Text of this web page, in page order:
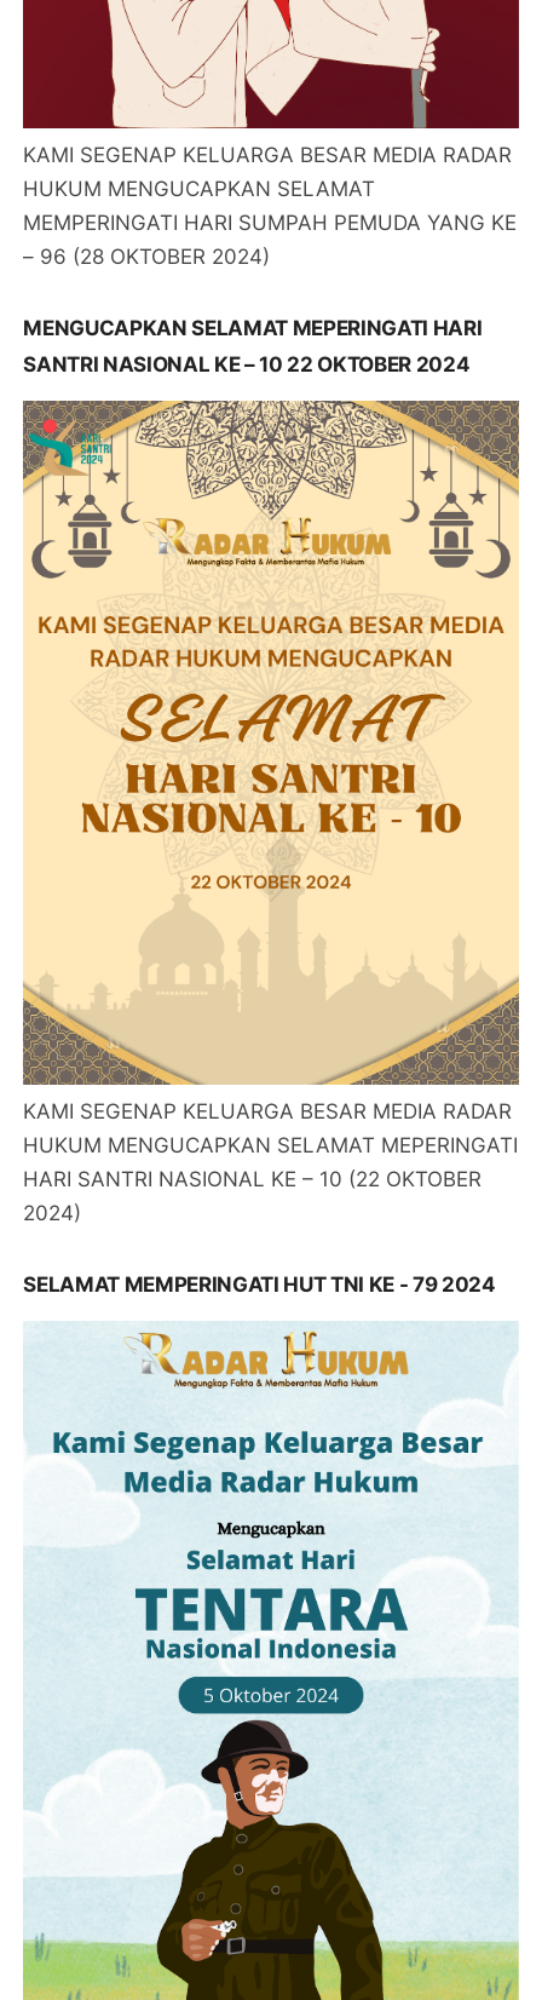
KAMI SEGENAP KELUARGA BESAR MEDIA RADAR
HUKUM MENGUCAPKAN SELAMAT
MEMPERINGATI HARI SUMPAH PEMUDA YANG KE
– 96 (28 OKTOBER 2024)
MENGUCAPKAN SELAMAT MEPERINGATI HARI
SANTRI NASIONAL KE – 10 22 OKTOBER 2024
KAMI SEGENAP KELUARGA BESAR MEDIA RADAR
HUKUM MENGUCAPKAN SELAMAT MEPERINGATI
HARI SANTRI NASIONAL KE – 10 (22 OKTOBER
2024)
SELAMAT MEMPERINGATI HUT TNI KE - 79 2024